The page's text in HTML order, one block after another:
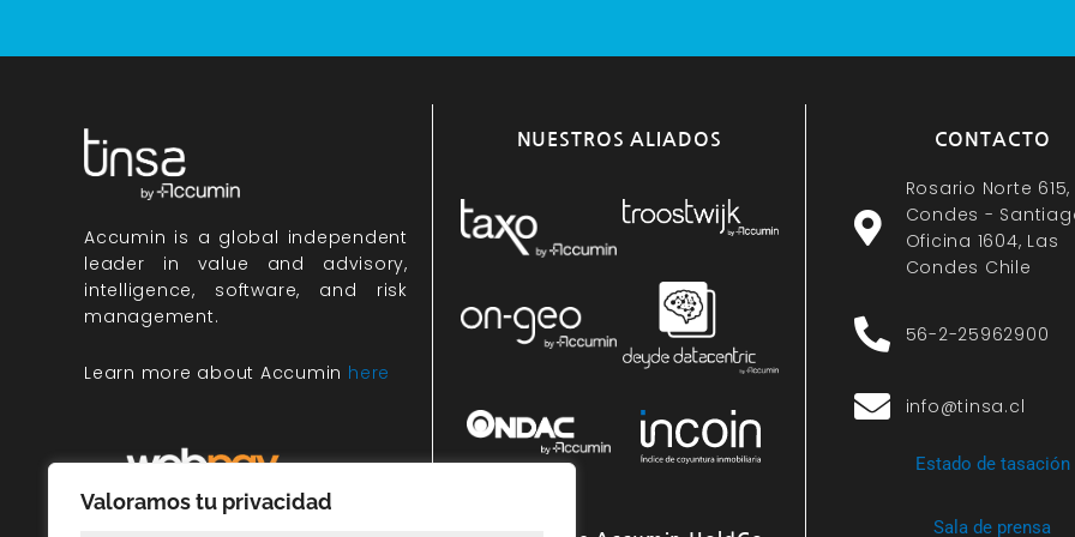
Valoramos tu privacidad
Accumin is a global independent
leader in value and advisory,
intelligence, software, and risk
management.
Learn more about Accumin here
NUESTROS ALIADOS CONTACTO
Rosario Norte 615,
Condes -
Oficina 1604, Las
Condes Chile
56-2-25962900
info@tinsa.cl
Estado de tasación
Sala de prensa